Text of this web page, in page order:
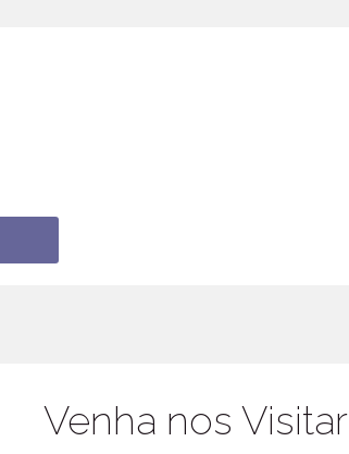
Venha nos Visitar